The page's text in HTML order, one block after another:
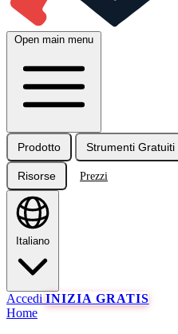
Open main menu
Prodotto Strumenti Gratuiti
Risorse Prezzi
Italiano
Accedi INIZIA GRATIS
Home